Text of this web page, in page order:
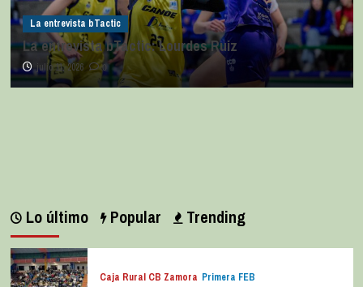
La entrevista bTactic
La entrevista bTactic: Lourdes Ruiz
julio 11, 2026 0
Lo último Popular Trending
Caja Rural CB Zamora Primera FEB